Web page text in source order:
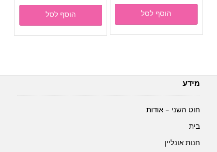
הוסף לסל הוסף לסל
מידע
חוט השני – אודות
בית
חנות אונליין